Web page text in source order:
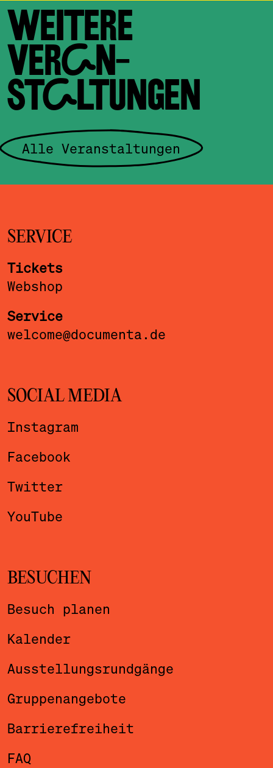
WEITERE
VERAN­
STALTUNGEN
Alle Veranstaltungen
SERVICE
Tickets
Webshop
Service
welcome@documenta.de
SOCIAL MEDIA
Instagram
Facebook
Twitter
YouTube
BESUCHEN
Besuch planen
Kalender
Ausstellungsrundgänge
Gruppenangebote
Barrierefreiheit
FAQ